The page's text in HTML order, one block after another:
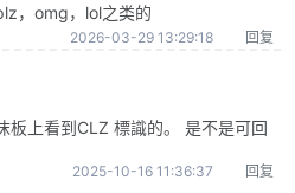
，omg，lol之类的
2026-03-29 13:29:18 回复
板上看到CLZ 標識的。 是不是可回
2025-10-16 11:36:37 回复